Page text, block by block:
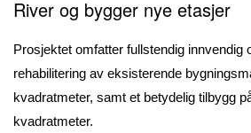
River og bygger nye etasjer
Prosjektet omfatter fullstendig innvendig
rehabilitering av eksisterende
kvadratmeter, samt et betydelig tilbygg
kvadratmeter.